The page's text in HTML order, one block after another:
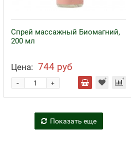
Спрей массажный Биомагний,
200 мл
Цена: 744 руб
+
-
Показать еще